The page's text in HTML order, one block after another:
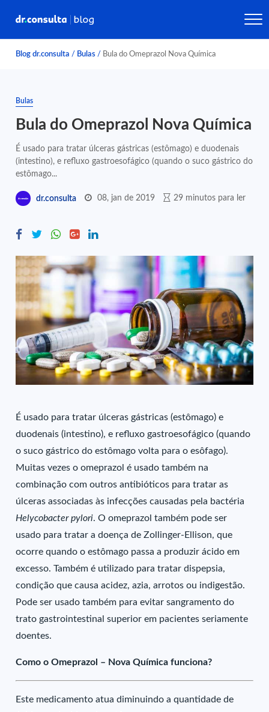
Blog dr.consulta / Bulas / Bula do Omeprazol Nova Química
Bulas
Bula do Omeprazol Nova Química
É usado para tratar úlceras gástricas (estômago) e duodenais
(intestino), e refluxo gastroesofágico (quando o suco gástrico do
estômago...
dr.consulta 08, jan de 2019 29 minutos para ler
É usado para tratar úlceras gástricas (estômago) e
duodenais (intestino), e refluxo gastroesofágico (quando
o suco gástrico do estômago volta para o esôfago).
Muitas vezes o omeprazol é usado também na
combinação com outros antibióticos para tratar as
úlceras associadas às infecções causadas pela bactéria
Helycobacter pylori. O omeprazol também pode ser
usado para tratar a doença de Zollinger-Ellison, que
ocorre quando o estômago passa a produzir ácido em
excesso. Também é utilizado para tratar dispepsia,
condição que causa acidez, azia, arrotos ou indigestão.
Pode ser usado também para evitar sangramento do
trato gastrointestinal superior em pacientes seriamente
doentes.
Como o Omeprazol – Nova Química funciona?
Este medicamento atua diminuindo a quantidade de